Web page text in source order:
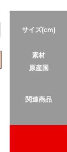
サイズ(cm)
素材
原産国
関連商品